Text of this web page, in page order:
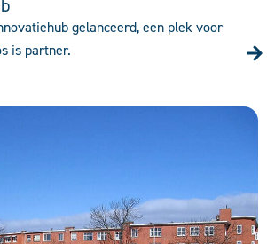
gelanceerd, een plek voor
is partner.